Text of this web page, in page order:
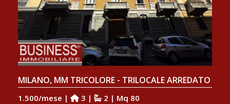
MILANO, MM TRICOLORE - TRILOCALE ARREDATO
1.500/mese | 3 | 2 | Mq 80